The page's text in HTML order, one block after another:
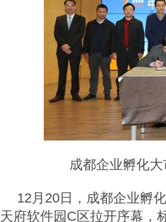
成都企业孵化
12月20日，成都企业孵
天府软件园C区拉开序幕，